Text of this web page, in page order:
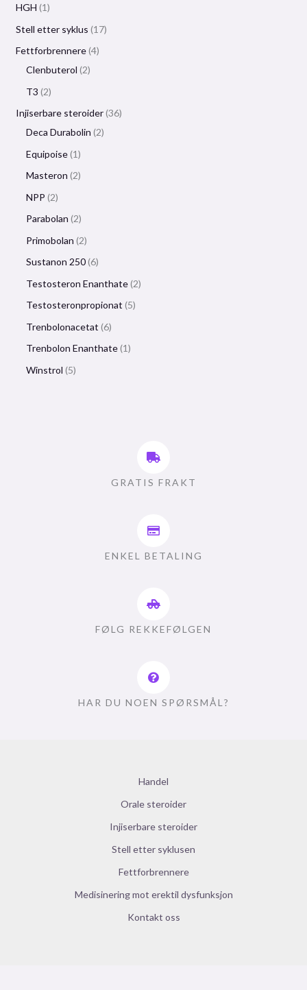
HGH 1
Stell etter syklus 17
Fettforbrennere 4
Clenbuterol 2
T3 2
Injiserbare steroider 36
Deca Durabolin 2
Equipoise 1
Masteron 2
NPP 2
Parabolan 2
Primobolan 2
Sustanon 250 6
Testosteron Enanthate 2
Testosteronpropionat 5
Trenbolonacetat 6
Trenbolon Enanthate 1
Winstrol 5
GRATIS FRAKT
ENKEL BETALING
FØLG REKKEFØLGEN
HAR DU NOEN SPØRSMÅL?
Handel
Orale steroider
Injiserbare steroider
Stell etter syklusen
Fettforbrennere
Medisinering mot erektil dysfunksjon
Kontakt oss